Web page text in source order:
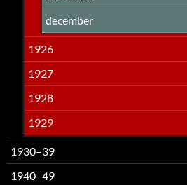
december
1926
1927
1928
1929
1930–39
1940–49